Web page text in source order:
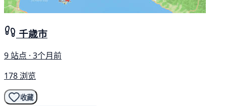
千歳市
9 站点 · 3个月前
178 浏览
收藏